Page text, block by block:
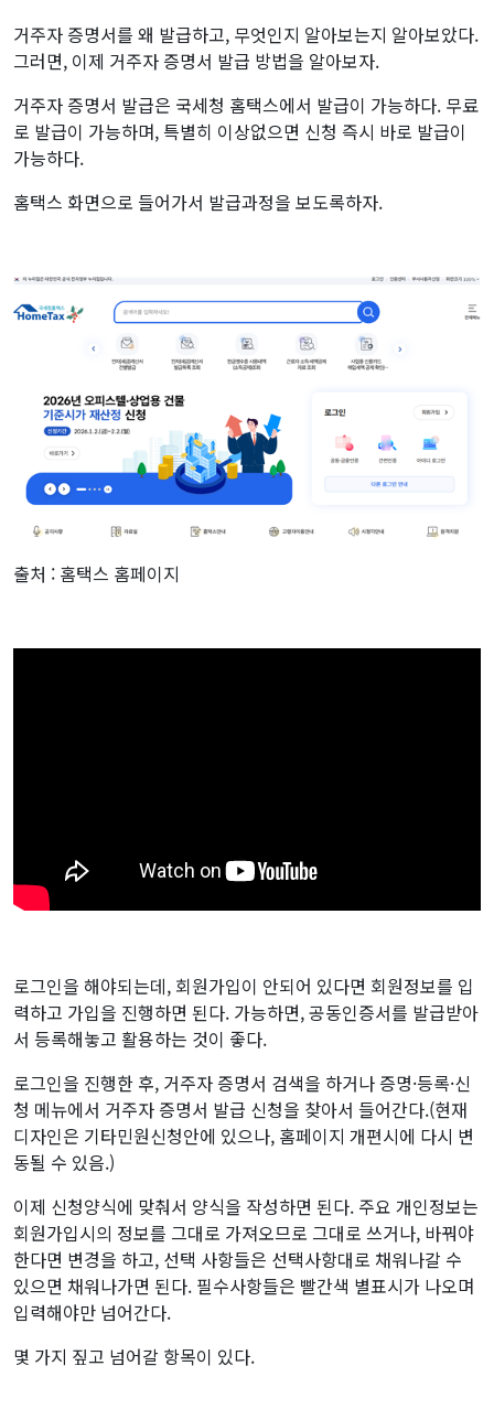
거주자 증명서를 왜 발급하고, 무엇인지 알아보는지 알아보았다.
그러면, 이제 거주자 증명서 발급 방법을 알아보자.
거주자 증명서 발급은 국세청 홈택스에서 발급이 가능하다. 무료
로 발급이 가능하며, 특별히 이상없으면 신청 즉시 바로 발급이
가능하다.
홈택스 화면으로 들어가서 발급과정을 보도록하자.
출처 : 홈택스 홈페이지
로그인을 해야되는데, 회원가입이 안되어 있다면 회원정보를 입
력하고 가입을 진행하면 된다. 가능하면, 공동인증서를 발급받아
서 등록해놓고 활용하는 것이 좋다.
로그인을 진행한 후, 거주자 증명서 검색을 하거나 증명·등록·신
청 메뉴에서 거주자 증명서 발급 신청을 찾아서 들어간다.(현재
디자인은 기타민원신청안에 있으나, 홈페이지 개편시에 다시 변
동될 수 있음.)
이제 신청양식에 맞춰서 양식을 작성하면 된다. 주요 개인정보는
회원가입시의 정보를 그대로 가져오므로 그대로 쓰거나, 바꿔야
한다면 변경을 하고, 선택 사항들은 선택사항대로 채워나갈 수
있으면 채워나가면 된다. 필수사항들은 빨간색 별표시가 나오며
입력해야만 넘어간다.
몇 가지 짚고 넘어갈 항목이 있다.